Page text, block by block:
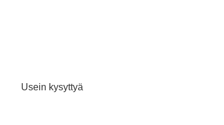
Usein kysyttyä